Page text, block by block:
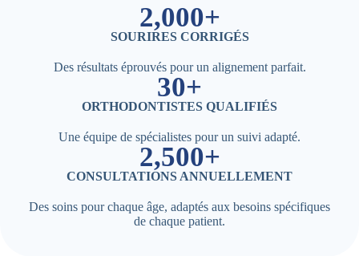
2,000+
SOURIRES CORRIGÉS
Des résultats éprouvés pour un alignement parfait.
30+
ORTHODONTISTES QUALIFIÉS
Une équipe de spécialistes pour un suivi adapté.
2,500+
CONSULTATIONS ANNUELLEMENT
Des soins pour chaque âge, adaptés aux besoins spécifiques
de chaque patient.